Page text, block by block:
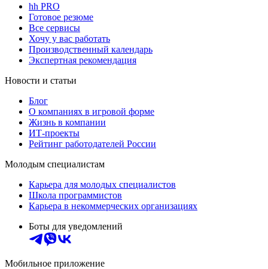
hh PRO
Готовое резюме
Все сервисы
Хочу у вас работать
Производственный календарь
Экспертная рекомендация
Новости и статьи
Блог
О компаниях в игровой форме
Жизнь в компании
ИТ-проекты
Рейтинг работодателей России
Молодым специалистам
Карьера для молодых специалистов
Школа программистов
Карьера в некоммерческих организациях
Боты для уведомлений
Мобильное приложение